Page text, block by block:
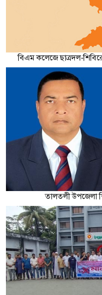
বিএম কলেজে ছাত্রদল-
তালতলী উপজেলা